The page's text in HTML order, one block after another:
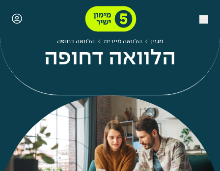
מגזין הלוואה מיידית הלוואה דחופה
הלוואה דחופה